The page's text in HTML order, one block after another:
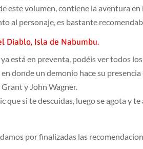
este volumen, contiene la aventura
al personaje, es bastante
Diablo, Isla de Nabumbu.
ya está en preventa, podéis ver todos
donde un demonio hace su
y John Wagner.
que si te descuidas, luego se agota y
por finalizadas las